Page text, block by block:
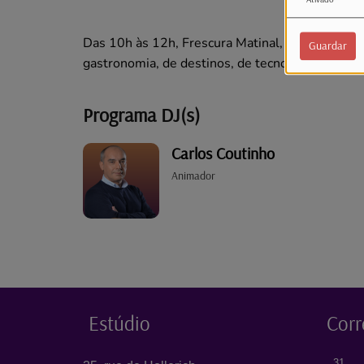
Guardar
Das 10h às 12h, Frescura Matinal, as manhãs
gastronomia, de destinos, de tecnologia, e até
Programa DJ(s)
Carlos Coutinho
Animador
Estúdio